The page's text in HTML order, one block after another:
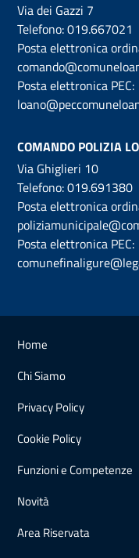
Via dei Gazzi 7
Telefono:019.667021
Posta elettronica
Posta elettronica PEC:
COMANDO POLIZIA
Via Ghiglieri 10
Telefono:019.691380
Posta elettronica
Posta elettronica PEC:
Home
Chi Siamo
Privacy Policy
Cookie Policy
Funzioni e Competenze
Novità
Area Riservata